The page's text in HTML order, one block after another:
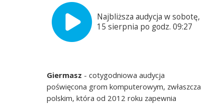
Najbliższa audycja w sobotę,
15 sierpnia po godz. 09:27
Giermasz - cotygodniowa audycja
poświęcona grom komputerowym, zwłaszcza
polskim, która od 2012 roku zapewnia